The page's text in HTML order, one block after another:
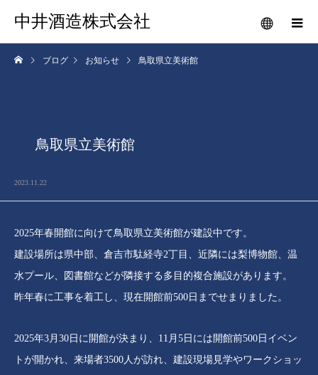
中井酒造株式会社
ブログ お知らせ 鳥取県立美術館
鳥取県立美術館
2023.11.22
2025年春開館に向けて鳥取県立美術館が建設中です。
建設場所は県中部、倉吉市駄経寺2丁目、近隣には梨博物館、温
水プール、図書館などが隣接する多目的複合施設があります。
昨年春に工事を着工し、現在開館前500日までせまりました。
2025年3月30日に開館が決まり、11月5日には開館前500日イベン
トが開かれ、来場者3500人が訪れ、建設現場見学やワークショッ